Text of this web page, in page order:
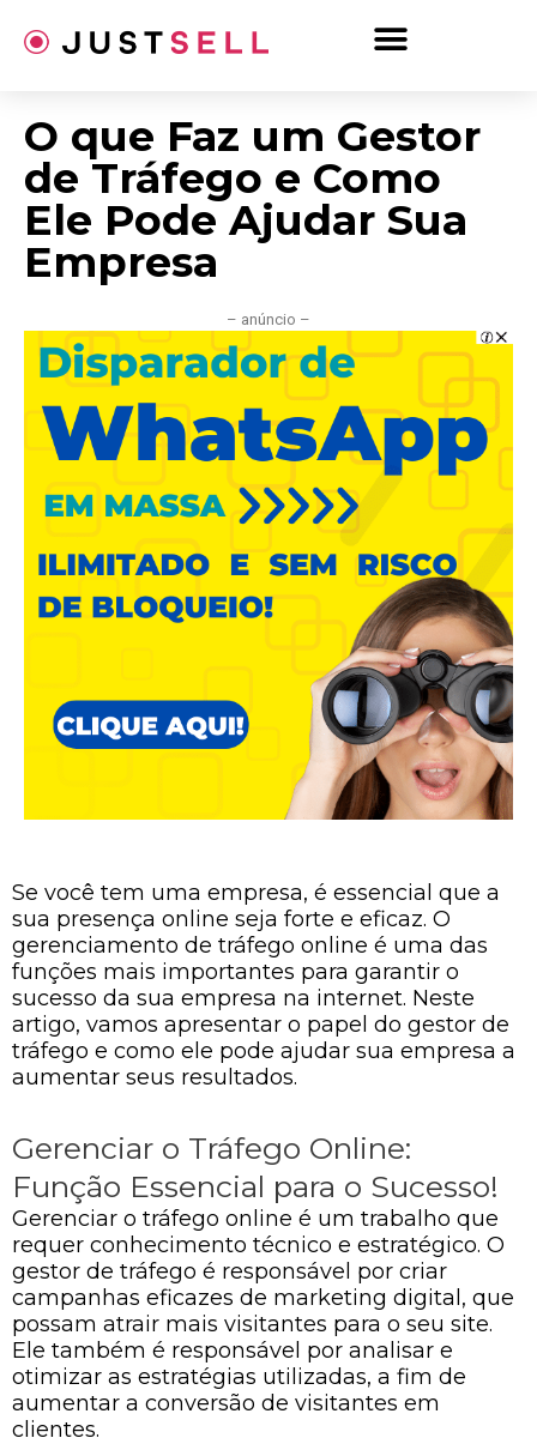
para
O que Faz um Gestor
de Tráfego e Como
Ele Pode Ajudar Sua
Empresa
– anúncio –
Se você tem uma empresa, é essencial que a
sua presença online seja forte e eficaz. O
gerenciamento de tráfego online é uma das
funções mais importantes para garantir o
sucesso da sua empresa na internet. Neste
artigo, vamos apresentar o papel do gestor de
tráfego e como ele pode ajudar sua empresa a
aumentar seus resultados.
Gerenciar o Tráfego Online:
Função Essencial para o Sucesso!
Gerenciar o tráfego online é um trabalho que
requer conhecimento técnico e estratégico. O
gestor de tráfego é responsável por criar
campanhas eficazes de marketing digital, que
possam atrair mais visitantes para o seu site.
Ele também é responsável por analisar e
otimizar as estratégias utilizadas, a fim de
aumentar a conversão de visitantes em
clientes.